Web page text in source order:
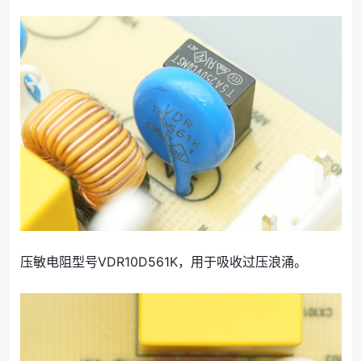
压敏电阻型号VDR10D561K，用于吸收过压浪涌。